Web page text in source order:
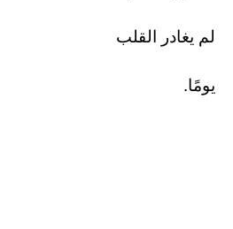
لم يغادر القلب
يومًا.